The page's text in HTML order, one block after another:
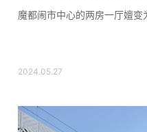
魔都闹市中心的两房一厅嬗变
2024.05.27